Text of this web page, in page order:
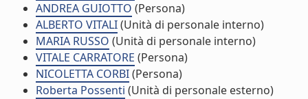
ANDREA GUIOTTO (Persona)
ALBERTO VITALI(Unità di personale interno)
MARIA RUSSO (Unità di personale interno)
VITALE CARRATORE (Persona)
NICOLETTA CORBI(Persona)
Roberta Possenti (Unità di personale esterno)